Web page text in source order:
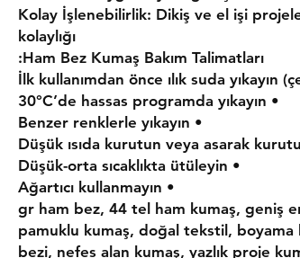
• Kolay İşlenebilirlik: Dikiş ve el işi
kolaylığı
Ham Bez Kumaş Bakım Talimatları:
• 30°C’de hassas programda yıkayın
• Benzer renklerle yıkayın
• Düşük-orta sıcaklıkta ütüleyin
• Ağartıcı kullanmayın
140 gr ham bez, 44 tel ham kumaş, geniş
pamuklu kumaş, doğal tekstil, boyama
bezi, nefes alan kumaş, yazlık proje